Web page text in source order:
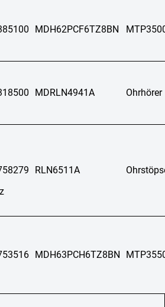
MDH62PCF6TZ8BN
MDRLN4941A Ohrhörer
RLN6511A
MDH63PCH6TZ8BN